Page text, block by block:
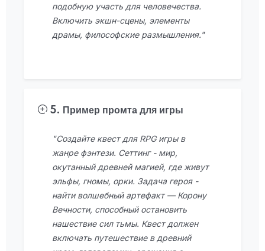
подобную участь для человечества.
Включить экшн-сцены, элементы
драмы, философские размышления."
5. Пример промта для игры
"Создайте квест для RPG игры в
жанре фэнтези. Сеттинг - мир,
окутанный древней магией, где живут
эльфы, гномы, орки. Задача героя -
найти волшебный артефакт — Корону
Вечности, способный остановить
нашествие сил тьмы. Квест должен
включать путешествие в древний